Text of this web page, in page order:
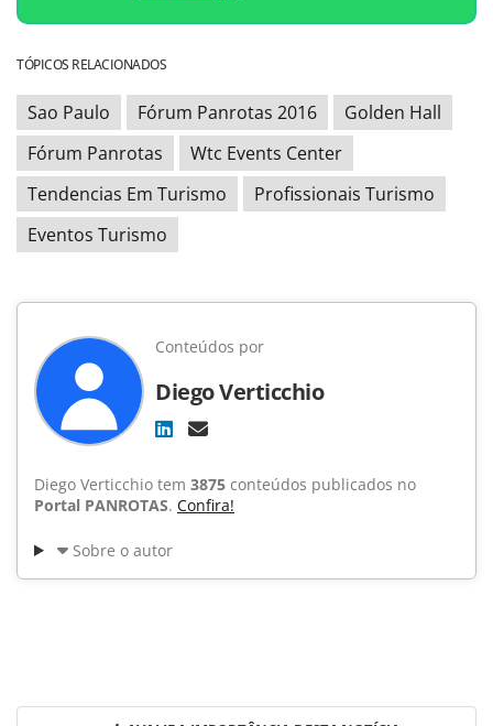
TÓPICOS RELACIONADOS
Sao Paulo Fórum Panrotas 2016
Golden Hall
Fórum Panrotas
Wtc Events Center
Tendencias Em Turismo
Profissionais Turismo
Eventos Turismo
Conteúdos por
Diego Verticchio
Diego Verticchio tem 3875 conteúdos publicados no
Portal PANROTAS. Confira!
Sobre o autor